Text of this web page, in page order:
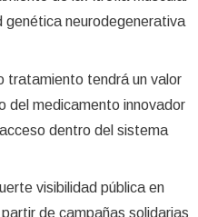
genética neurodegenerativa
tratamiento tendrá un valor
del medicamento innovador
dentro del sistema
visibilidad pública en
de campañas solidarias